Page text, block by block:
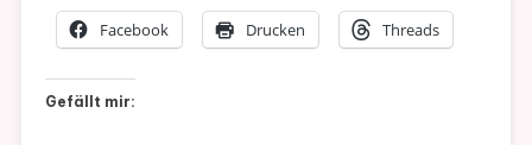
Facebook Drucken Threads
Gefällt mir: